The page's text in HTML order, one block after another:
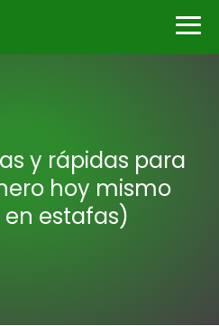
y rápidas para
hoy mismo
estafas)